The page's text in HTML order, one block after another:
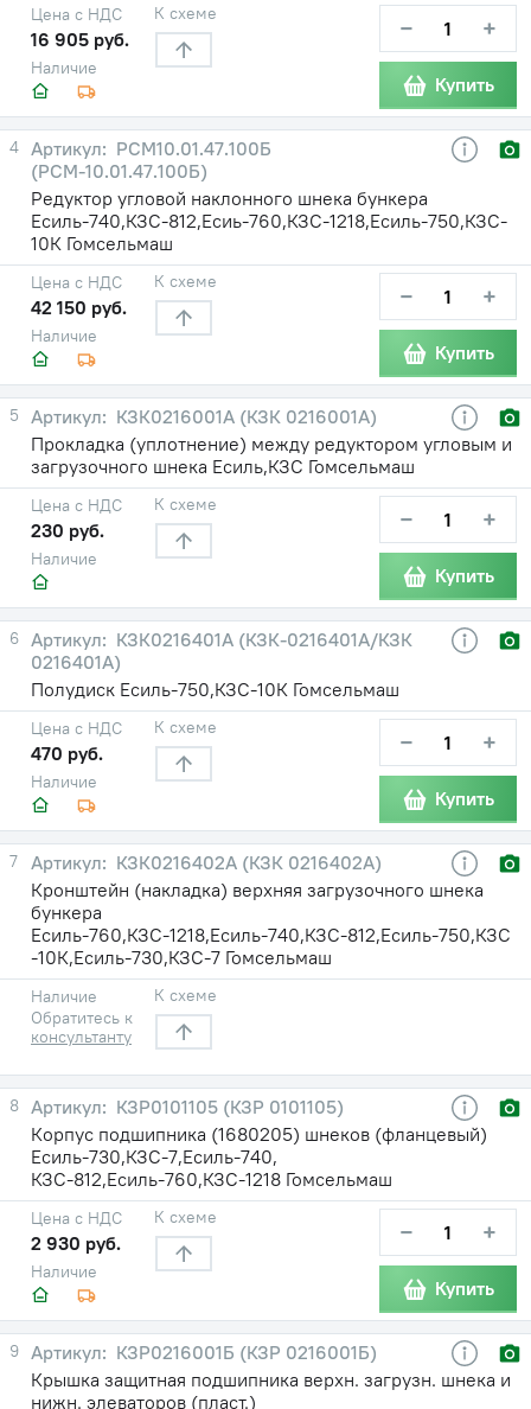
Наличие
Цена с НДС
16 905 руб.
К схеме − +
Купить
4
РСМ10.01.47.100Б
(РСМ-10.01.47.100Б)
Редуктор угловой наклонного шнека бункера
Есиль-740,КЗС-812,Есиь-760,КЗС-1218,Есиль-750,КЗС-
10К Гомсельмаш
Наличие
Цена с НДС
42 150 руб.
К схеме − +
Купить
5
КЗК0216001А (КЗК 0216001А)
Прокладка (уплотнение) между редуктором угловым и
загрузочного шнека Есиль,КЗС Гомсельмаш
Наличие
Цена с НДС
230 руб.
К схеме − +
Купить
6
КЗК0216401А (КЗК-0216401А/КЗК
0216401А)
Полудиск Есиль-750,КЗС-10К Гомсельмаш
Наличие
Цена с НДС
470 руб.
К схеме − +
Купить
7
КЗК0216402А (КЗК 0216402А)
Кронштейн (накладка) верхняя загрузочного шнека
бункера
Есиль-760,КЗС-1218,Есиль-740,КЗС-812,Есиль-750,КЗС
-10К,Есиль-730,КЗС-7 Гомсельмаш
Наличие
Обратитесь к
консультанту
К схеме
8
КЗР0101105 (КЗР 0101105)
Корпус подшипника (1680205) шнеков (фланцевый)
Есиль-730,КЗС-7,Есиль-740,
КЗС-812,Есиль-760,КЗС-1218 Гомсельмаш
Наличие
Цена с НДС
2 930 руб.
К схеме − +
Купить
9
КЗР0216001Б (КЗР 0216001Б)
Крышка защитная подшипника верхн. загрузн. шнека и
нижн. элеваторов (пласт.)